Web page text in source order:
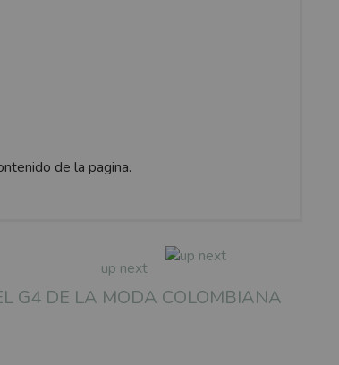
de la pagina.
up next
G4 DE LA MODA COLOMBIANA